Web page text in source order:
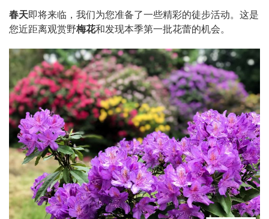
春天即将来临，我们为您准备了一些精彩的徒步活动。这是
您近距离观赏野梅花和发现本季第一批花蕾的机会。